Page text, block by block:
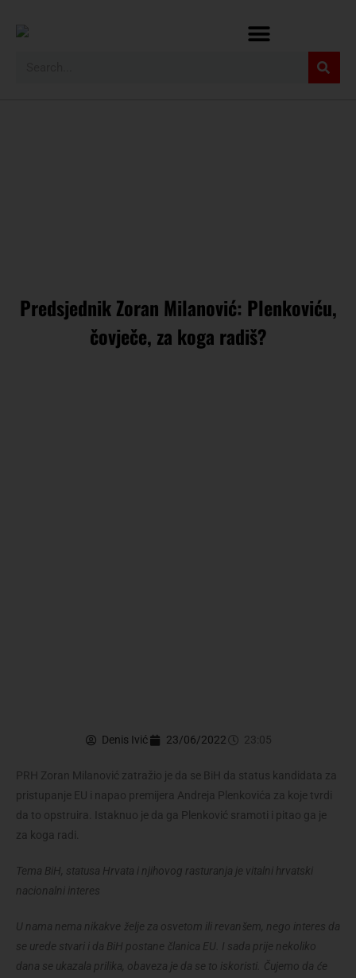
Predsjednik Zoran Milanović: Plenkoviću,
čovječe, za koga radiš?
Denis Ivić 23/06/2022 23:05
PRH Zoran Milanović zatražio je da se BiH da status kandidata za
pristupanje EU i napao premijera Andreja Plenkovića za koje tvrdi
da to opstruira. Istaknuo je da ga Plenković sramoti i pitao ga je
za koga radi.
Tema BiH, statusa Hrvata i njihovog rasturanja je vitalni hrvatski
nacionalni interes
U nama nema nikakve želje za osvetom ili revanšem, nego interes da
se urede stvari i da BiH postane članica EU. I sada prije nekoliko
dana se ukazala prilika, obaveza je da se to iskoristi. Čujemo da će